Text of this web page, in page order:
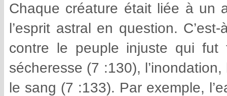
Chaque créature était liée à un
l’esprit astral en question.
contre le peuple injuste qui
sécheresse (7 :130),
le sang (7 :133). Par exemple,